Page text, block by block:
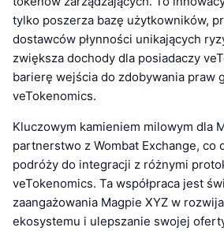
tylko poszerza bazę użytkowników,
dostawców płynności unikających
zwiększa dochody dla posiadaczy
barierę wejścia do zdobywania praw
veTokenomics.
Kluczowym kamieniem milowym dla
partnerstwo z Wombat Exchange, co
podróży do integracji z różnymi
veTokenomics. Ta współpraca jest
zaangażowania Magpie XYZ w
ekosystemu i ulepszanie swojej